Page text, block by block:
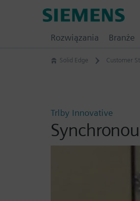
Solid Edge Customer
Trlby Innovative
Rozwiązania Branże